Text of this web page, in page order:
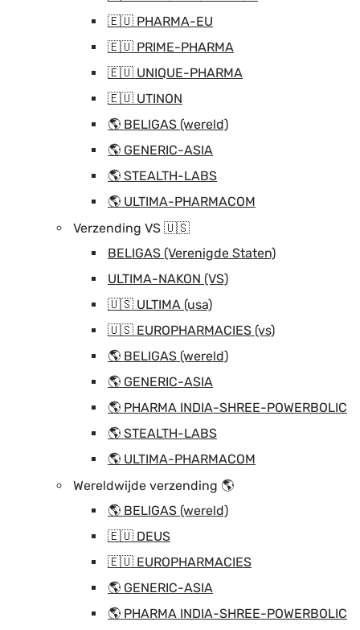
🇪🇺 PHARMA-EU
🇪🇺 PRIME-PHARMA
🇪🇺 UNIQUE-PHARMA
🇪🇺 UTINON
🌎 BELIGAS (wereld)
🌎 GENERIC-ASIA
🌎 STEALTH-LABS
🌎 ULTIMA-PHARMACOM
Verzending VS 🇺🇸
BELIGAS (Verenigde Staten)
ULTIMA-NAKON (VS)
🇺🇸 ULTIMA (usa)
🇺🇸 EUROPHARMACIES (vs)
🌎 BELIGAS (wereld)
🌎 GENERIC-ASIA
🌎 PHARMA INDIA-SHREE-POWERBOLIC
🌎 STEALTH-LABS
🌎 ULTIMA-PHARMACOM
Wereldwijde verzending 🌎
🌎 BELIGAS (wereld)
🇪🇺 DEUS
🇪🇺 EUROPHARMACIES
🌎 GENERIC-ASIA
🌎 PHARMA INDIA-SHREE-POWERBOLIC